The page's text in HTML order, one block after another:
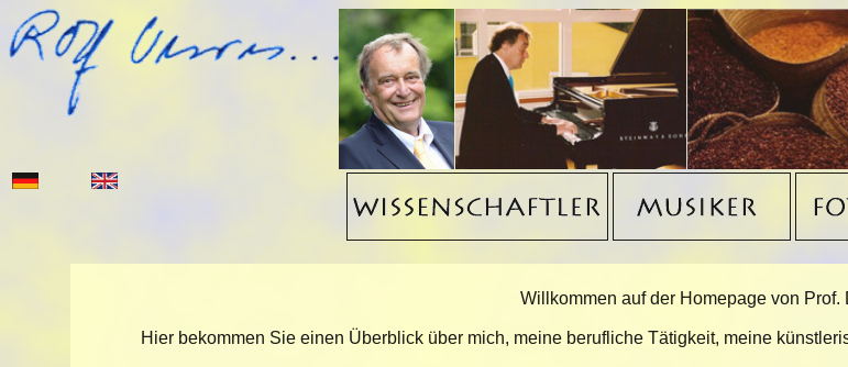
Willkommen auf der Homepage von Prof.
Hier bekommen Sie einen Überblick über mich, meine berufliche Tätigkeit, meine